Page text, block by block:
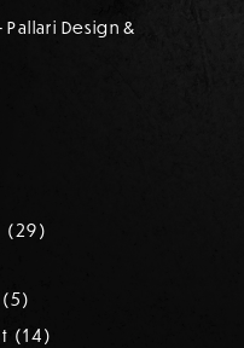
tuote
Design &
2929
55
tuotetta
1414